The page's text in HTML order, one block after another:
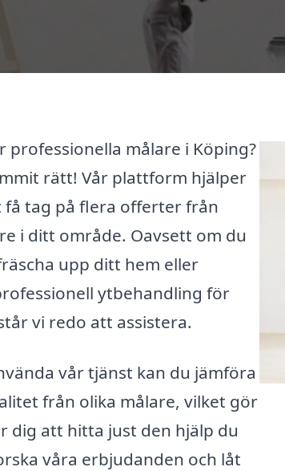
professionella målare i Köping?
rätt! Vår plattform hjälper
få tag på flera offerter från
i ditt område. Oavsett om du
upp ditt hem eller
ytbehandling för
vi redo att assistera.
vår tjänst kan du jämföra
från olika målare, vilket gör
dig att hitta just den hjälp du
våra erbjudanden och låt